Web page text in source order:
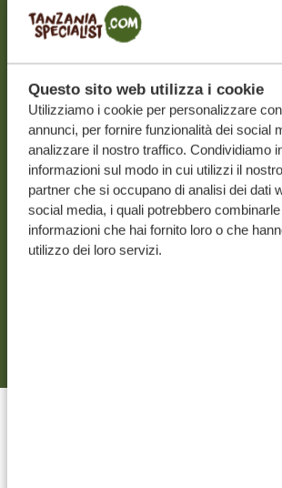
Questo sito web utilizza i cookie
Utilizziamo i cookie per personalizzare
annunci, per fornire funzionalità dei social
analizzare il nostro traffico. Condividiamo
informazioni sul modo in cui utilizzi il
partner che si occupano di analisi dei dati
social media, i quali potrebbero
informazioni che hai fornito loro o che
utilizzo dei loro servizi.
Acconsento a ricevere la
novità e idee di viaggio per
prossima vacanza